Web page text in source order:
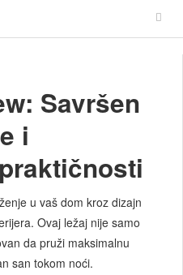
Savršen
i
u vaš dom kroz dizajn
Ovaj ležaj nije samo
da pruži maksimalnu
san tokom noći.